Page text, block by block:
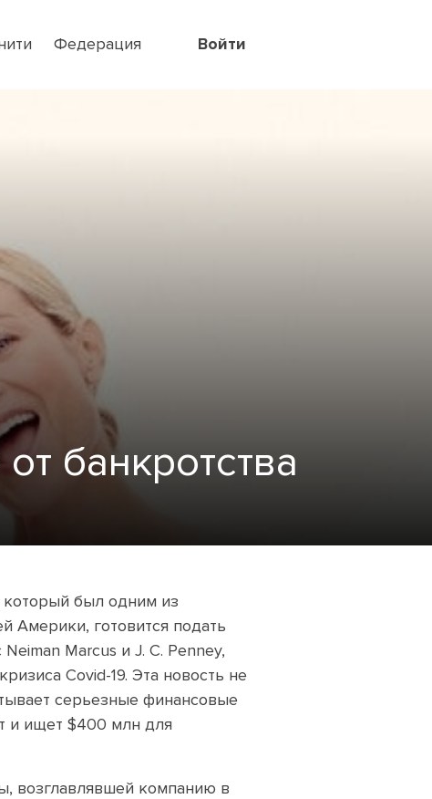
Федерация Войти
банкротства
который был одним из
Америки, готовится подать
Marcus и J. C. Penney,
Covid-19. Эта новость не
серьезные финансовые
и ищет $400 млн для
возглавлявшей компанию в